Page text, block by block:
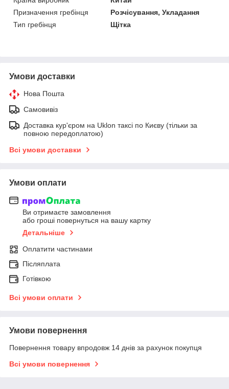
Призначення гребінця
Розчісування, Укладання
Тип гребінця
Щітка
Умови доставки
Нова Пошта
Самовивіз
Доставка кур'єром на Uklon таксі по Києву (тільки за
повною передоплатою)
Всі умови доставки
Умови оплати
Ви отримаєте замовлення
або гроші повернуться на вашу картку
Детальніше
Оплатити частинами
Післяплата
Готівкою
Всі умови оплати
Умови повернення
Повернення товару впродовж 14 днів за рахунок покупця
Всі умови повернення